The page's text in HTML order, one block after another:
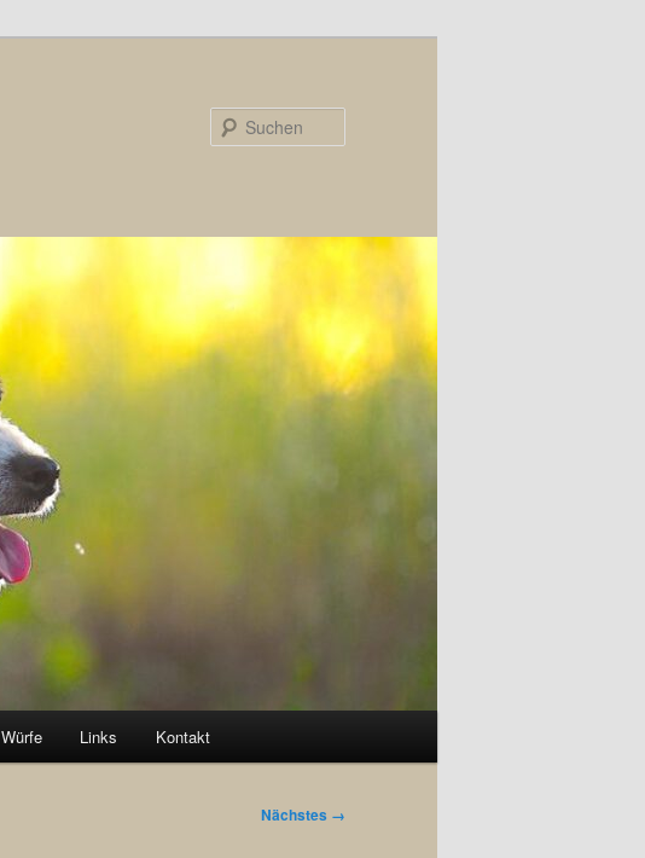
Würfe Links Kontakt
Nächstes →